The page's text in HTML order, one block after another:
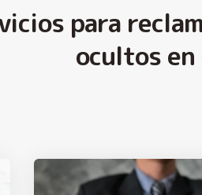
para
ocultos en